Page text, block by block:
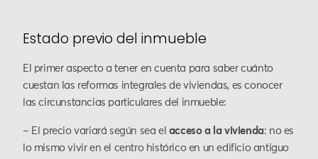
Estado previo del inmueble
El primer aspecto a tener en cuenta para saber cuánto
cuestan las reformas integrales de viviendas, es conocer
las circunstancias particulares del inmueble:
– El precio variará según sea el acceso a la vivienda: no es
lo mismo vivir en el centro histórico en un edificio antiguo